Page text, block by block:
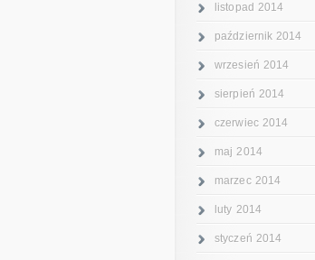
listopad 2014
październik 2014
wrzesień 2014
sierpień 2014
czerwiec 2014
maj 2014
marzec 2014
luty 2014
styczeń 2014